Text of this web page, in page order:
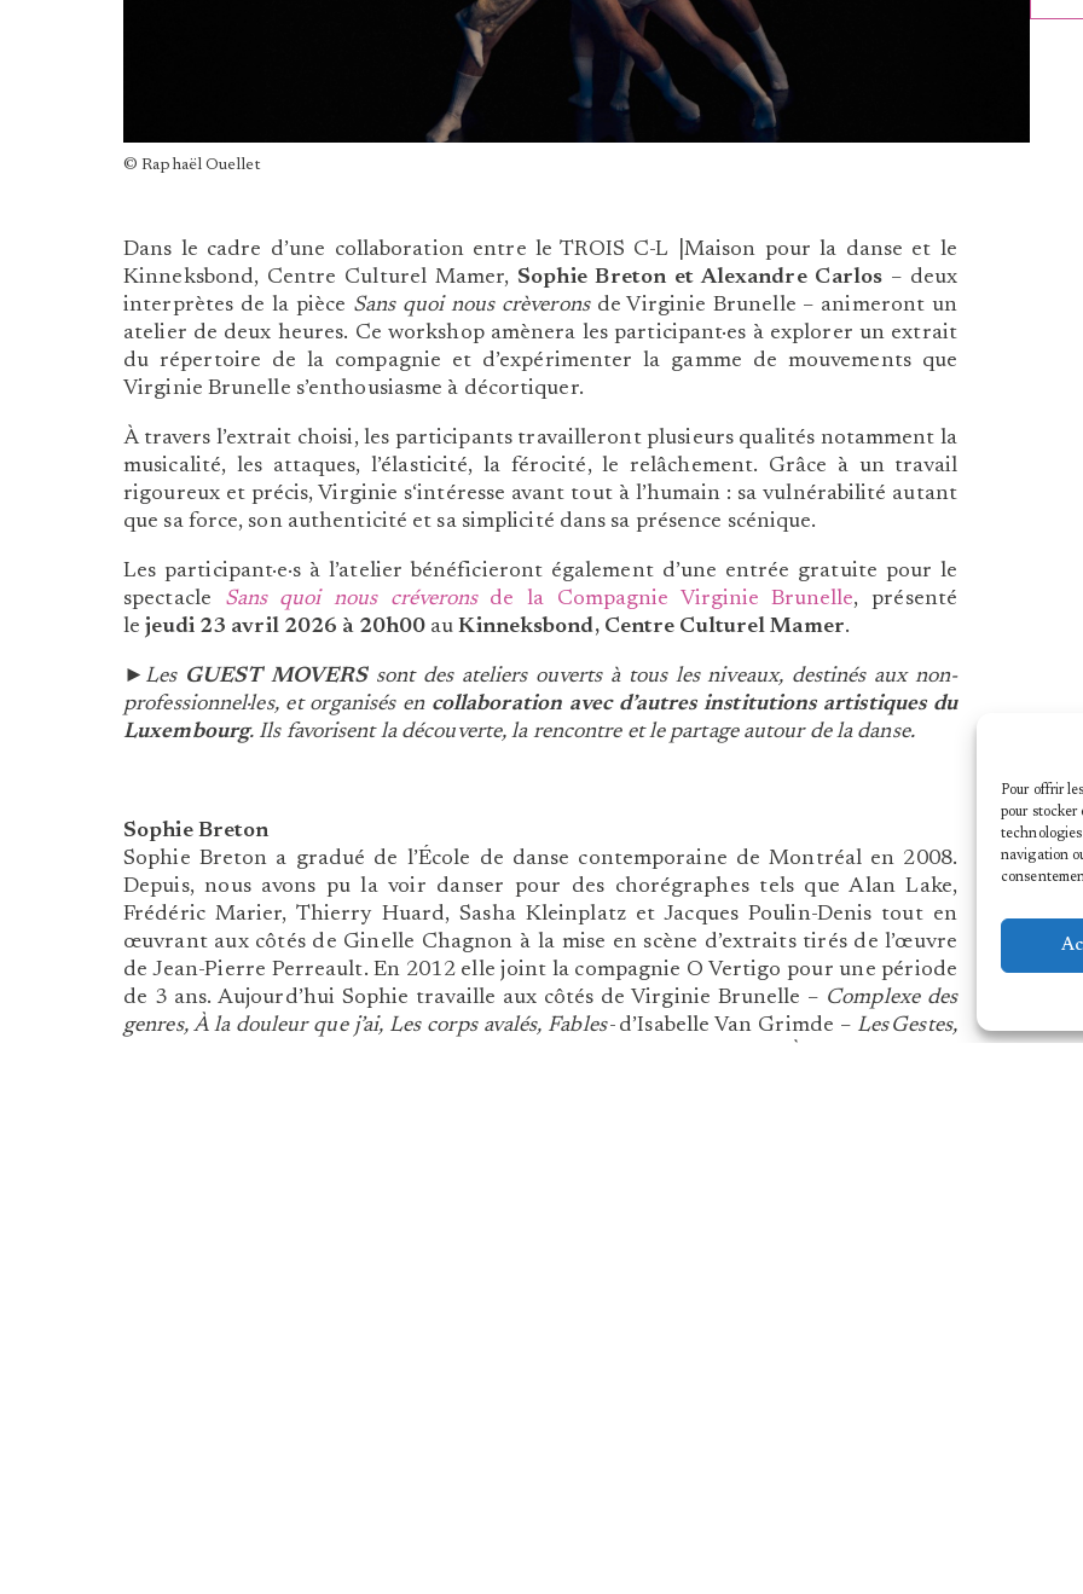
Pour offrir
pour stocker
navigation
© Raphaël Ouellet
Dans le cadre d’une collaboration entre le TROIS C-L |Maison pour la danse et le
Kinneksbond, Centre Culturel Mamer, Sophie Breton et Alexandre Carlos – deux
interprètes de la pièce Sans quoi nous crèveronsde Virginie Brunelle – animeront un
atelier de deux heures. Ce workshop amènera les participant·es à explorer un extrait
du répertoire de la compagnie et d’expérimenter la gamme de mouvements que
Virginie Brunelle s’enthousiasme à décortiquer.
À travers l’extrait choisi, les participants travailleront plusieurs qualités notamment la
musicalité, les attaques, l’élasticité, la férocité, le relâchement. Grâce à un travail
rigoureux et précis, Virginie s‘intéresse avant tout à l’humain : sa vulnérabilité autant
que sa force, son authenticité et sa simplicité dans sa présence scénique.
Les participant·e·s à l’atelier bénéficieront également d’une entrée gratuite pour le
spectacle
Sans quoi nous créveronsde la Compagnie Virginie Brunelle, présenté
lejeudi 23 avril 2026 à 20h00 auKinneksbond, Centre Culturel Mamer.
►Les GUEST MOVERSsont des ateliers ouverts à tous les niveaux, destinés aux non-
professionnel·les, et organisés en collaboration avec d’autres institutions artistiques du
Luxembourg. Ils favorisent la découverte, la rencontre et le partage autour de la danse.
Sophie Breton
Sophie Breton a gradué de l’École de danse contemporaine de Montréal en 2008.
Depuis, nous avons pu la voir danser pour des chorégraphes tels que Alan Lake,
Frédéric Marier, Thierry Huard, Sasha Kleinplatz et Jacques Poulin-Denis tout en
œuvrant aux côtés de Ginelle Chagnon à la mise en scène d’extraits tirés de l’œuvre
de Jean-Pierre Perreault. En 2012 elle joint la compagnie O Vertigo pour une période
de 3 ans. Aujourd’hui Sophie travaille aux côtés de Virginie Brunelle – Complexe des
genres, À la douleur que j’ai, Les corps avalés, Fables- d’Isabelle Van Grimde – Les Gestes,